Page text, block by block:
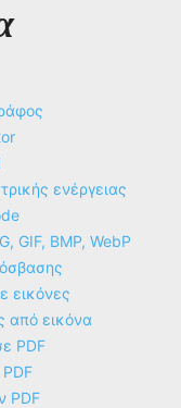
ενέργειας
GIF, BMP, WebP
εικόνες
από εικόνα
PDF
PDF